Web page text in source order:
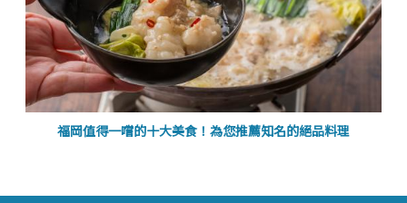
福岡值得一嚐的十大美食！為您推薦知名的絕品料理